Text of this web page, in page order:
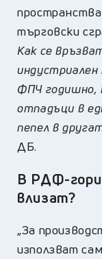
търговски
Как се
индустриален
ФПЧ годишно,
отпадъци в
пепел в
ДБ.
В РДФ-
влизат?
„За
използват